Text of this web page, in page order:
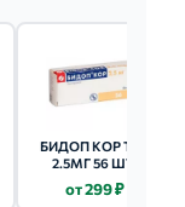
БИДОП КОР ТАБ
2.5МГ 56 ШТ.
от 299 ₽